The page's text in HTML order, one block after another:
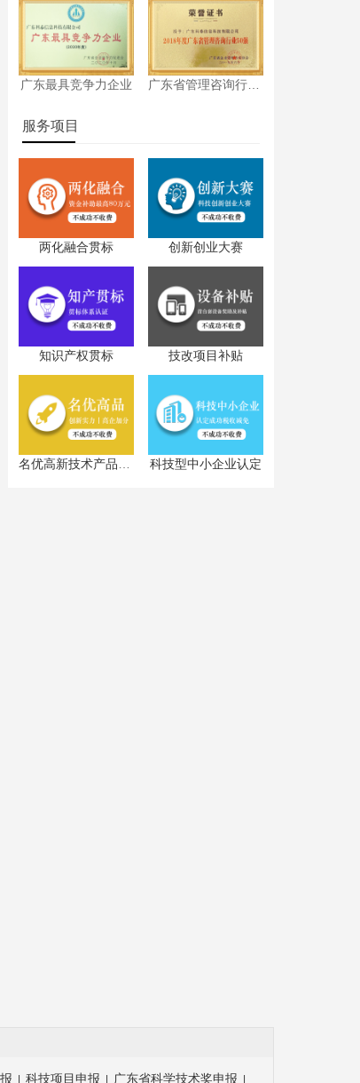
广东最具竞争力企业
服务项目
两化融合贯标 创新创业大赛
知识产权贯标 技改项目补贴
科技型中小企业认定
科技项目申报 广东省科学技术奖申报